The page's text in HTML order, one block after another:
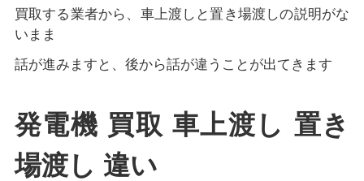
買取する業者から、車上渡しと置き場渡しの説明がな
いまま
話が進みますと、後から話が違うことが出てきます
発電機 買取 車上渡し 置き
場渡し 違い